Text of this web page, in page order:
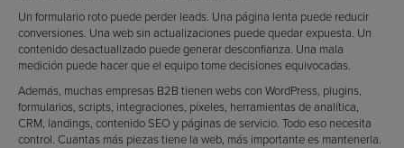
Un formulario roto puede perder leads. Una página lenta puede reducir
conversiones. Una web sin actualizaciones puede quedar expuesta. Un
contenido desactualizado puede generar desconfianza. Una mala
medición puede hacer que el equipo tome decisiones equivocadas.
Además, muchas empresas B2B tienen webs con WordPress, plugins,
formularios, scripts, integraciones, píxeles, herramientas de analítica,
CRM, landings, contenido SEO y páginas de servicio. Todo eso necesita
control. Cuantas más piezas tiene la web, más importante es mantenerla.